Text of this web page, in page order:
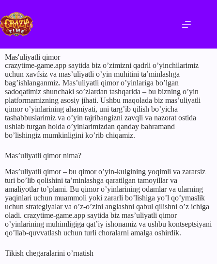
Mas'uliyatli qimor
crazytime-game.app saytida biz o’zimizni qadrli o’yinchilarimiz
uchun xavfsiz va mas’uliyatli o’yin muhitini ta’minlashga
bag’ishlanganmiz. Mas’uliyatli qimor o’yinlariga bo’lgan
sadoqatimiz shunchaki so’zlardan tashqarida – bu bizning o’yin
platformamizning asosiy jihati. Ushbu maqolada biz mas’uliyatli
qimor o’yinlarining ahamiyati, uni targ’ib qilish bo’yicha
tashabbuslarimiz va o’yin tajribangizni zavqli va nazorat ostida
ushlab turgan holda o’yinlarimizdan qanday bahramand
bo’lishingiz mumkinligini ko’rib chiqamiz.
Mas’uliyatli qimor nima?
Mas’uliyatli qimor – bu qimor o’yin-kulgining yoqimli va zararsiz
turi bo’lib qolishini ta’minlashga qaratilgan tamoyillar va
amaliyotlar to’plami. Bu qimor o’yinlarining odamlar va ularning
yaqinlari uchun muammoli yoki zararli bo’lishiga yo’l qo’ymaslik
uchun strategiyalar va o’z-o’zini anglashni qabul qilishni o’z ichiga
oladi. crazytime-game.app saytida biz mas’uliyatli qimor
o’yinlarining muhimligiga qat’iy ishonamiz va ushbu kontseptsiyani
qo’llab-quvvatlash uchun turli choralarni amalga oshirdik.
Tikish chegaralarini o’rnatish